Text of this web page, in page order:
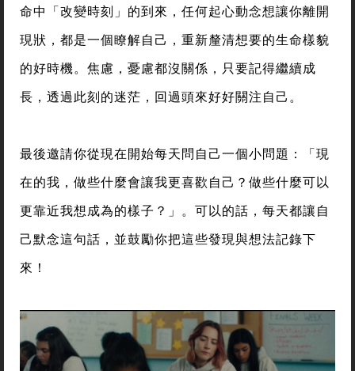
命中「改變時刻」的到來，任何起心動念想讓你離開
現狀，都是一個瞭解自己，重新釐清想要的生命樣貌
的好時機。焦慮，憂慮都沒關係，只要記得繼續成
長，透過此刻的迷茫，回過頭來好好關注自己。
最後邀請你從現在開始每天問自己一個小問題：「現
在的我，做些什麼會讓我更喜歡自己？做些什麼可以
更靠近我想成為的樣子？」。可以的話，每天都讓自
己默念這句話，並鼓勵你把這些發現與想法記錄下
來！